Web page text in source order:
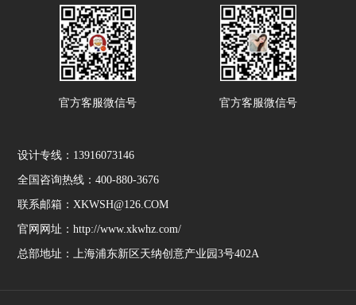
官方客服微信号 官方客服微信号
设计专线：13916073146
全国咨询热线：400-880-3676
联系邮箱：XKWSH@126.COM
官网网址：http://www.xkwhz.com/
总部地址：上海浦东新区天纳创意产业园3号402A